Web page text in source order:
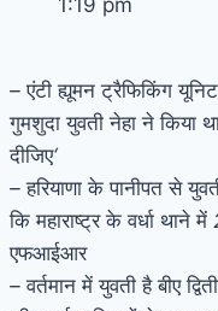
–एंटी ह्यूमन ट्रैफिकिंग यूनिट
गुमशुदा युवती नेहा ने किया
दीजिए‘
–हरियाणा के पानीपत से
कि महाराष्ट्र के वर्धा थाने में
एफआईआर
–वर्तमान में युवती है बीए